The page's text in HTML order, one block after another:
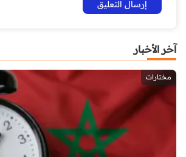
آخر الأخبار
مختارات